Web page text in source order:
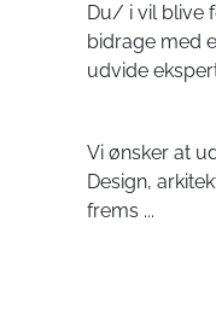
Du/ i vil blive
bidrage med
udvide
Vi ønsker at
Design,
frems ...